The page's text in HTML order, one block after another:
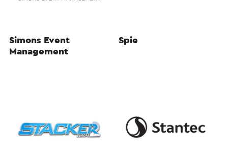
Simons Event
Management
Spie